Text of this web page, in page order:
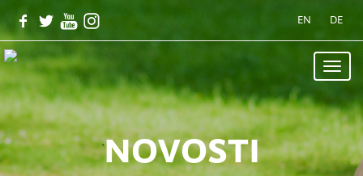
EN DE
Toggle
novosti